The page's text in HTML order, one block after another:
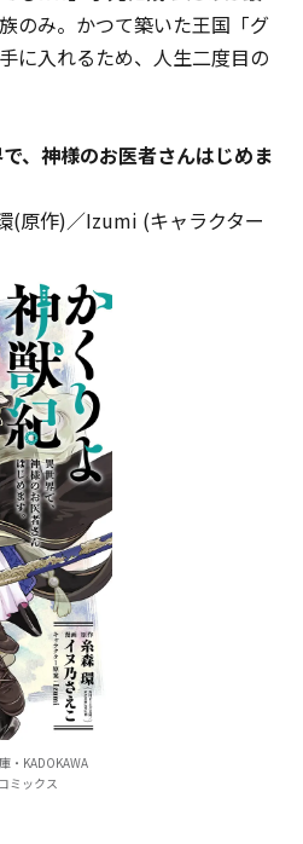
のみ。かつて築いた王国「グ
に入れるため、人生二度目の
、神様のお医者さんはじめま
(原作)／Izumi (キャラクター
・KADOKAWA
ミックス